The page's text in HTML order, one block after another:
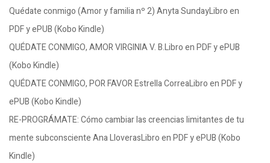
Quédate conmigo (Amor y familia nº 2) Anyta SundayLibro en
PDF y ePUB (Kobo Kindle)
QUÉDATE CONMIGO, AMOR VIRGINIA V. B.Libro en PDF y ePUB
(Kobo Kindle)
QUÉDATE CONMIGO, POR FAVOR Estrella CorreaLibro en PDF y
ePUB (Kobo Kindle)
RE-PROGRÁMATE: Cómo cambiar las creencias limitantes de tu
mente subconsciente Ana LloverasLibro en PDF y ePUB (Kobo
Kindle)